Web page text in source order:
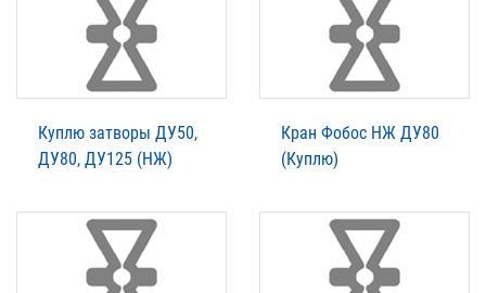
Куплю затворы ДУ50,
ДУ80, ДУ125 (НЖ)
Кран Фобос НЖ ДУ80
(Куплю)